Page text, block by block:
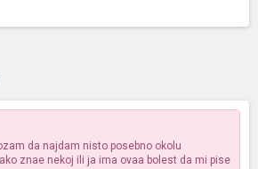
da najdam nisto posebno okolu
znae nekoj ili ja ima ovaa bolest da mi pise